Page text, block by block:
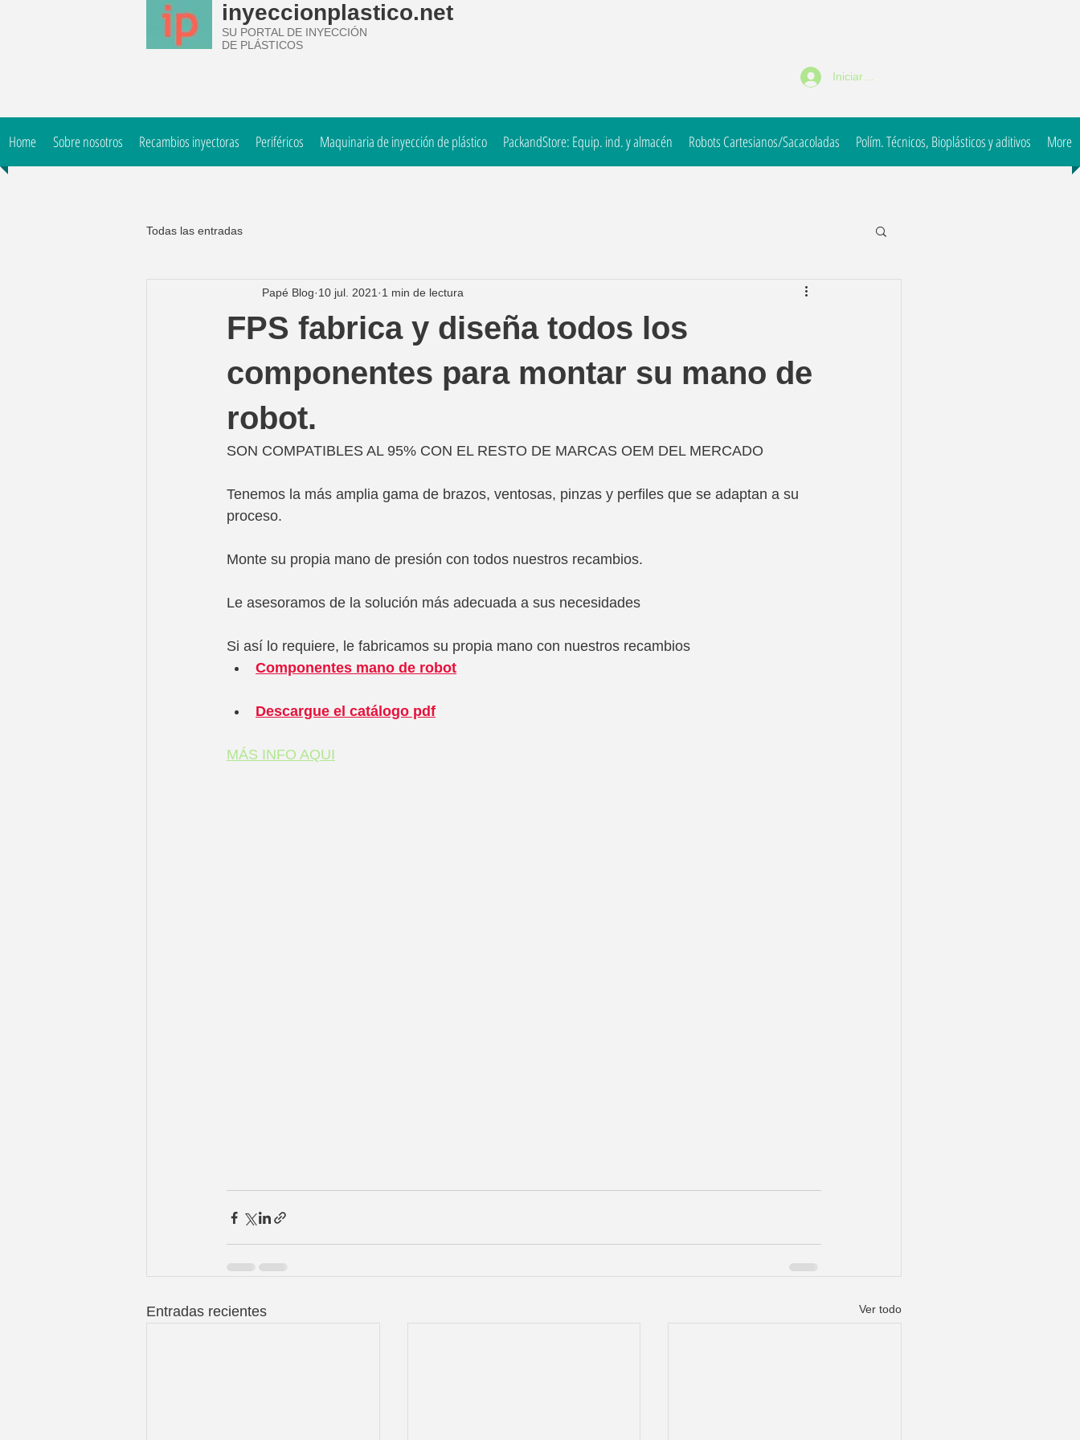
inyeccionplastico.net
SU PORTAL DE INYECCIÓN
DE PLÁSTICOS
Iniciar sesión
Home Sobre nosotros Recambios inyectoras Periféricos Maquinaria de inyección de plástico PackandStore: Equip. ind. y almacén Robots Cartesianos/Sacacoladas Polím. Técnicos, Bioplásticos y aditivos More
Todas las entradas
FPS fabrica y diseña todos los
componentes para montar su mano de
robot.
Papé Blog 10 jul. 2021 1 min de lectura
SON COMPATIBLES AL 95% CON EL RESTO DE MARCAS OEM DEL MERCADO
Tenemos la más amplia gama de brazos, ventosas, pinzas y perfiles que se adaptan a su
proceso.
Monte su propia mano de presión con todos nuestros recambios.
Le asesoramos de la solución más adecuada a sus necesidades
Si así lo requiere, le fabricamos su propia mano con nuestros recambios
Componentes mano de robot
Descargue el catálogo pdf
MÁS INFO AQUI
Entradas recientes Ver todo